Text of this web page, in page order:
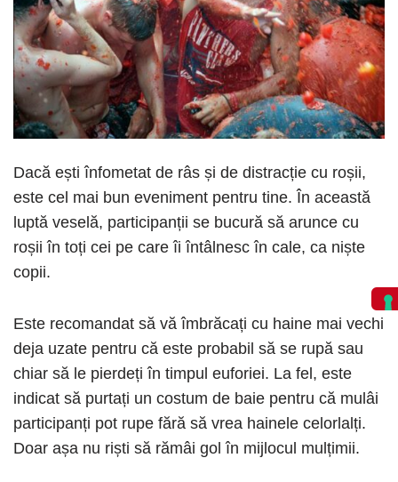
Dacă ești înfometat de râs și de distracție cu roșii,
este cel mai bun eveniment pentru tine. În această
luptă veselă, participanții se bucură să arunce cu
roșii în toți cei pe care îi întâlnesc în cale, ca niște
copii.
Este recomandat să vă îmbrăcați cu haine mai vechi
deja uzate pentru că este probabil să se rupă sau
chiar să le pierdeți în timpul euforiei. La fel, este
indicat să purtați un costum de baie pentru că mulâi
participanți pot rupe fără să vrea hainele celorlalți.
Doar așa nu riști să rămâi gol în mijlocul mulțimii.